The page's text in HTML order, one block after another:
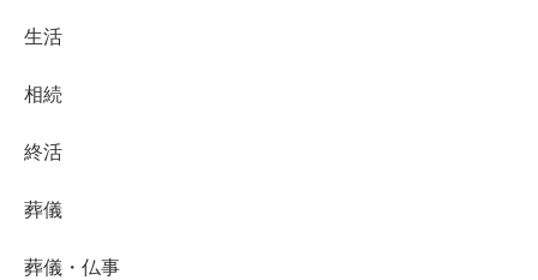
生活
相続
終活
葬儀
葬儀・仏事